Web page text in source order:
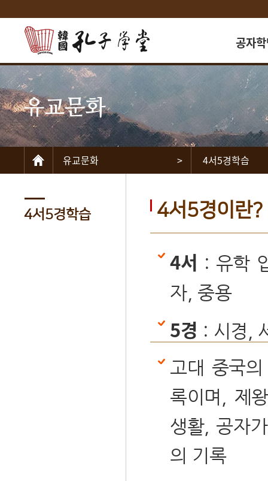
공자
인사말
공자학당
공자학당
교수고
자원봉
찾아오시
유교문화
유교문화 > 4서5경학습
4서5경학습 4서5경이란?
4서 : 유학
자, 중용
5경 : 시경,
고대 중국
록이며, 제
생활, 공자
의 기록